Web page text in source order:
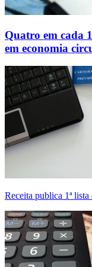
Quatro em cada
em economia
Receita publica 1ª